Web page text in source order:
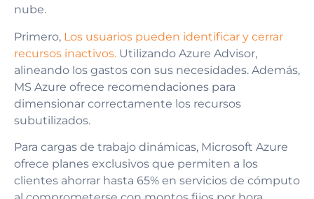
nube.
Primero, Los usuarios pueden identificar y cerrar
recursos inactivos. Utilizando Azure Advisor,
alineando los gastos con sus necesidades. Además,
MS Azure ofrece recomendaciones para
dimensionar correctamente los recursos
subutilizados.
Para cargas de trabajo dinámicas, Microsoft Azure
ofrece planes exclusivos que permiten a los
clientes ahorrar hasta 65% en servicios de cómputo